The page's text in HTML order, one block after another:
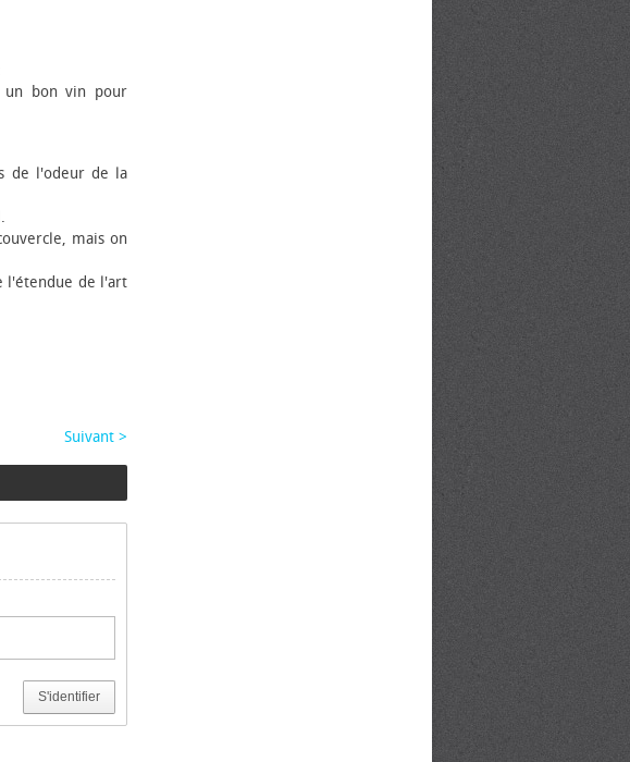
un bon vin pour
de l'odeur de la
mais on
l'étendue de l'art
Suivant >
S'identifier